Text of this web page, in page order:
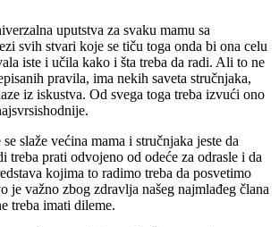
uputstva za svaku mamu sa
svih stvari koje se tiču toga onda bi ona celu
iste i učila kako i šta treba da radi. Ali to ne
pravila, ima nekih saveta stručnjaka,
iz iskustva. Od svega toga treba izvući ono
slaže većina mama i stručnjaka jeste da
treba prati odvojeno od odeće za odrasle i da
kojima to radimo treba da posvetimo
je važno zbog zdravlja našeg najmlađeg člana
treba imati dileme.